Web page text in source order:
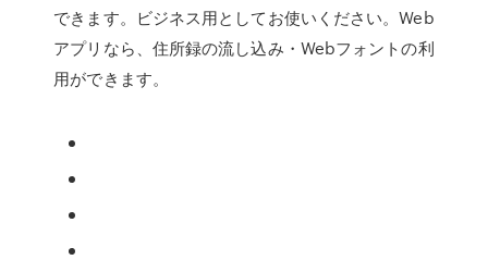
できます。ビジネス用としてお使いください。Web
アプリなら、住所録の流し込み・Webフォントの利
用ができます。